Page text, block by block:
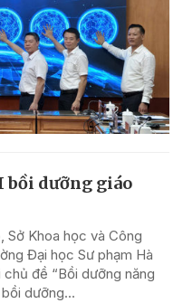
bồi dưỡng giáo
Sở Khoa học và Công
Đại học Sư phạm Hà
đề “Bồi dưỡng năng
dưỡng...